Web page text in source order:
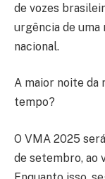
de vozes
urgência de uma
nacional.
A maior noite da
tempo?
O VMA 2025
de setembro, ao